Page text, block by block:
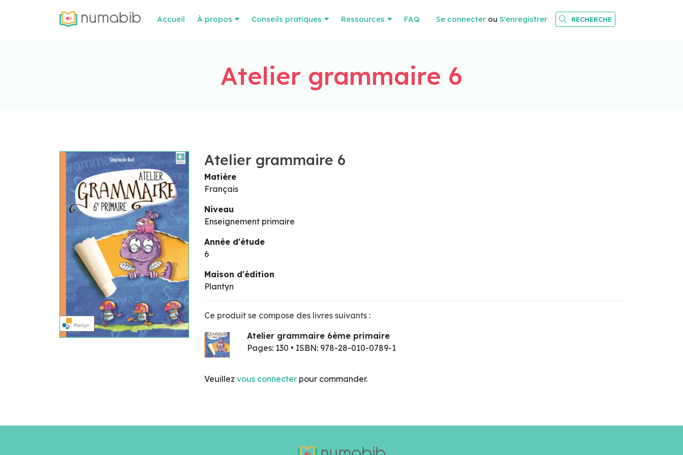
Accueil À propos Conseils pratiques Ressources FAQ Se connecter ou S'enregistrer RECHERCHE
Atelier grammaire 6
Atelier grammaire 6
Matière
Français
Niveau
Enseignement primaire
Année d'étude
6
Maison d'édition
Plantyn
Ce produit se compose des livres suivants :
Atelier grammaire 6ème primaire
Pages: 130 • ISBN: 978-28-010-0789-1
Veuillez vous connecter pour commander.